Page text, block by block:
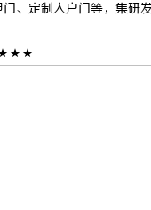
定制入户门等，集研